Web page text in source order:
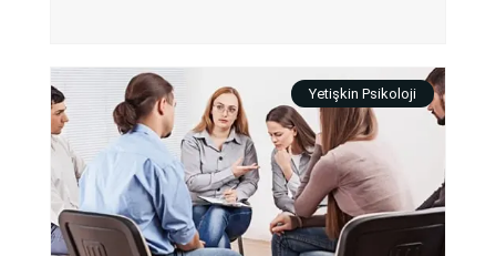
Yetişkin Psikoloji